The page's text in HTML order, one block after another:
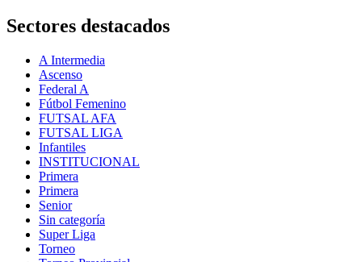
Sectores destacados
A Intermedia
Ascenso
Federal A
Fútbol Femenino
FUTSAL AFA
FUTSAL LIGA
Infantiles
INSTITUCIONAL
Primera
Primera
Senior
Sin categoría
Super Liga
Torneo